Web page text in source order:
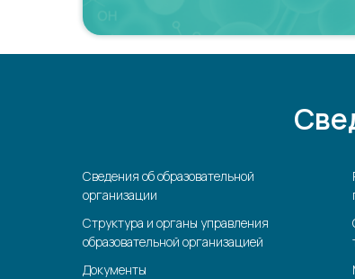
Сведения об образовательной
организации
Структура и органы управления
образовательной организацией
Документы